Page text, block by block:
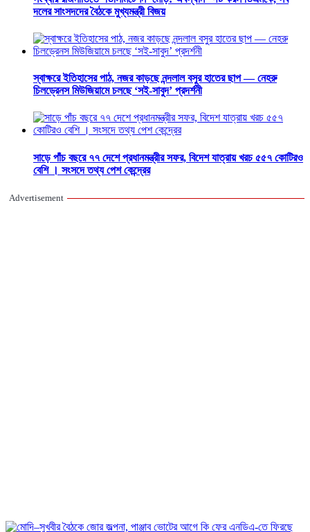
দলের সাংসদদের বৈঠকে মুখ্যমন্ত্রী বিজয়
স্বাক্ষরে ইতিহাসের পাঠ, নজর কাড়ছে নন্দলাল বসুর হাতের ছাপ — নেহরু
চিলড্রেনস মিউজিয়ামে চলছে ‘সই-সাবুদ’ প্রদর্শনী
সাড়ে পাঁচ বছরে ৭৭ দেশে প্রধানমন্ত্রীর সফর, বিদেশ যাত্রায় খরচ ৫৫৭ কোটিরও
বেশি । সংসদে তথ্য পেশ কেন্দ্রের
Advertisement